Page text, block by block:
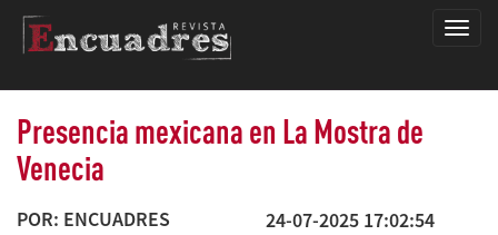
Presencia mexicana en La Mostra de
Venecia
POR: ENCUADRES 24-07-2025 17:02:54